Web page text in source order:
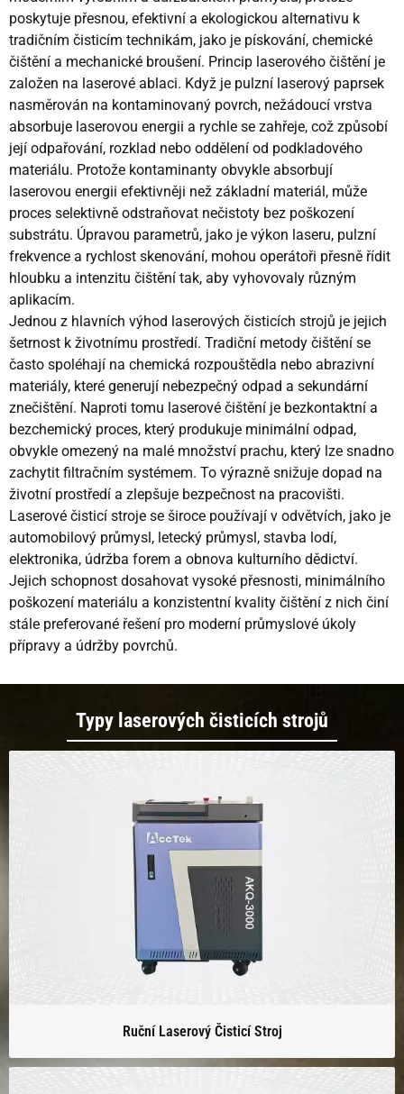
poskytuje přesnou, efektivní a ekologickou alternativu k
tradičním čisticím technikám, jako je pískování, chemické
čištění a mechanické broušení. Princip laserového čištění je
založen na laserové ablaci. Když je pulzní laserový paprsek
nasměrován na kontaminovaný povrch, nežádoucí vrstva
absorbuje laserovou energii a rychle se zahřeje, což způsobí
její odpařování, rozklad nebo oddělení od podkladového
materiálu. Protože kontaminanty obvykle absorbují
laserovou energii efektivněji než základní materiál, může
proces selektivně odstraňovat nečistoty bez poškození
substrátu. Úpravou parametrů, jako je výkon laseru, pulzní
frekvence a rychlost skenování, mohou operátoři přesně řídit
hloubku a intenzitu čištění tak, aby vyhovovaly různým
aplikacím.
Jednou z hlavních výhod laserových čisticích strojů je jejich
šetrnost k životnímu prostředí. Tradiční metody čištění se
často spoléhají na chemická rozpouštědla nebo abrazivní
materiály, které generují nebezpečný odpad a sekundární
znečištění. Naproti tomu laserové čištění je bezkontaktní a
bezchemický proces, který produkuje minimální odpad,
obvykle omezený na malé množství prachu, který lze snadno
zachytit filtračním systémem. To výrazně snižuje dopad na
životní prostředí a zlepšuje bezpečnost na pracovišti.
Laserové čisticí stroje se široce používají v odvětvích, jako je
automobilový průmysl, letecký průmysl, stavba lodí,
elektronika, údržba forem a obnova kulturního dědictví.
Jejich schopnost dosahovat vysoké přesnosti, minimálního
poškození materiálu a konzistentní kvality čištění z nich činí
stále preferované řešení pro moderní průmyslové úkoly
přípravy a údržby povrchů.
Typy laserových čisticích strojů
Ruční Laserový Čisticí Stroj